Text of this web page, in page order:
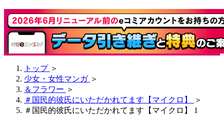
トップ ＞
少女・女性マンガ ＞
＆フラワー ＞
＃国民的彼氏にいただかれてます【マイクロ】
＞
＃国民的彼氏にいただかれてます【マイクロ】 1